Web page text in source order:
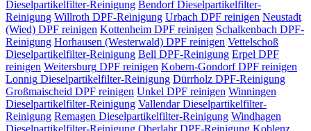
Dieselpartikelfilter-Reinigung BendorfDieselpartikelfilter-
Reinigung Willroth DPF-Reinigung Urbach DPF reinigen Neustadt
(Wied) DPF reinigen Kottenheim DPF reinigen Schalkenbach DPF-
Reinigung Horhausen (Westerwald) DPF reinigen Vettelschoß
Dieselpartikelfilter-Reinigung Bell DPF-Reinigung Erpel DPF
reinigen Weitersburg DPF reinigen Kobern-GondorfDPF reinigen
Lonnig Dieselpartikelfilter-Reinigung Dürrholz DPF-Reinigung
Großmaischeid DPF reinigen Unkel DPF reinigen Winningen
Dieselpartikelfilter-Reinigung VallendarDieselpartikelfilter-
Reinigung Remagen Dieselpartikelfilter-Reinigung Windhagen